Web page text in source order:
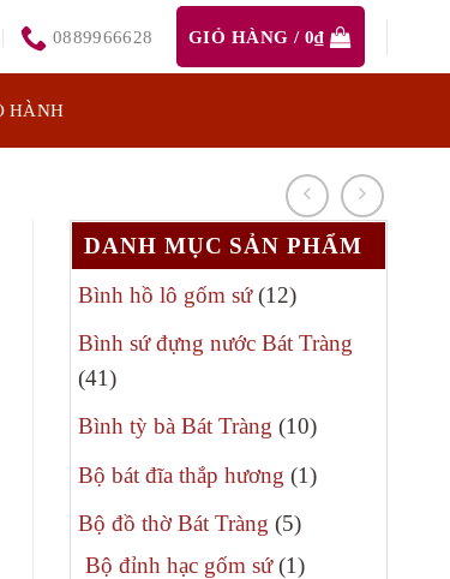
0889966628 GIỎ HÀNG / 0₫
HÀNH
DANH MỤC SẢN PHẨM
Bình hồ lô gốm sứ 1212
Bình sứ đựng nước Bát Tràng
4141
sản
phẩm
Bình tỳ bà Bát Tràng 1010
phẩm
Bộ bát đĩa thắp hương 11
Bộ đồ thờ Bát Tràng 55
sản
Bộ đỉnh hạc gốm sứ 11